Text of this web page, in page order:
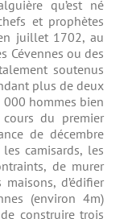
qu’est né
et prophètes
juillet 1702, au
Cévennes ou des
soutenus
plus de deux
hommes bien
du premier
de décembre
camisards, les
de murer
d’édifier
(environ 4m)
construire trois